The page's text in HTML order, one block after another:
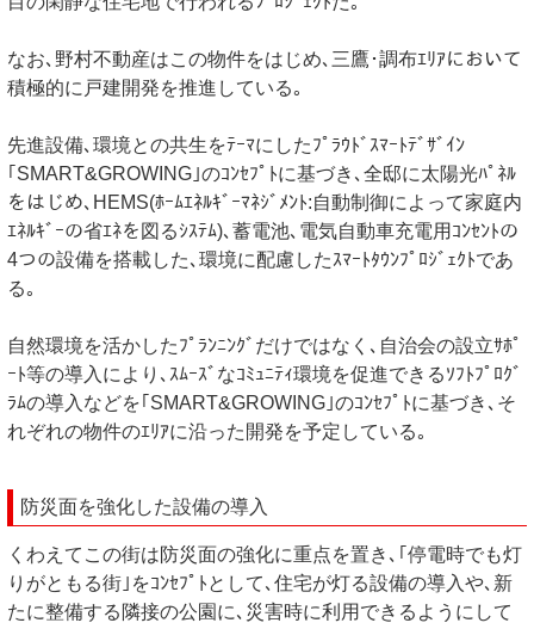
なお､野村不動産はこの物件をはじめ､三鷹･調布ｴﾘｱにおいて
積極的に戸建開発を推進している｡
先進設備､環境との共生をﾃｰﾏにしたﾌﾟﾗｳﾄﾞｽﾏｰﾄﾃﾞｻﾞｲﾝ
｢SMART&GROWING｣のｺﾝｾﾌﾟﾄに基づき､全邸に太陽光ﾊﾟﾈﾙ
をはじめ､HEMS(ﾎｰﾑｴﾈﾙｷﾞｰﾏﾈｼﾞﾒﾝﾄ:自動制御によって家庭内
ｴﾈﾙｷﾞｰの省ｴﾈを図るｼｽﾃﾑ)､蓄電池､電気自動車充電用ｺﾝｾﾝﾄの
4つの設備を搭載した､環境に配慮したｽﾏｰﾄﾀｳﾝﾌﾟﾛｼﾞｪｸﾄであ
る｡
自然環境を活かしたﾌﾟﾗﾝﾆﾝｸﾞだけではなく､自治会の設立ｻﾎﾟ
ｰﾄ等の導入により､ｽﾑｰｽﾞなｺﾐｭﾆﾃｨ環境を促進できるｿﾌﾄﾌﾟﾛｸﾞ
ﾗﾑの導入などを｢SMART&GROWING｣のｺﾝｾﾌﾟﾄに基づき､そ
れぞれの物件のｴﾘｱに沿った開発を予定している｡
防災面を強化した設備の導入
くわえてこの街は防災面の強化に重点を置き､｢停電時でも灯
りがともる街｣をｺﾝｾﾌﾟﾄとして､住宅が灯る設備の導入や､新
たに整備する隣接の公園に､災害時に利用できるようにして